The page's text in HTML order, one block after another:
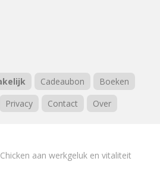
Cadeaubon
Boeken
Privacy Contact Over
aan werkgeluk en vitaliteit